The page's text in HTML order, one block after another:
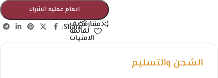
اتمام عملية الشراء
مقارنةأضف
لقائمة
الامنيات
Share:
الشحن والتسليم